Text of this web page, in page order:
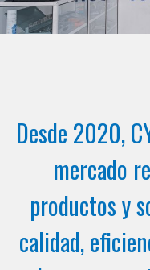
Desde 2020,
mercado
productos y
calidad,